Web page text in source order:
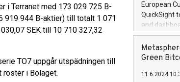
i Terranet med 173 029 725 B-
919 944 B-aktier) till totalt 1 071
SEK till 10 710 327,32
TO7 uppgår utspädningen till
röster i Bolaget.
European
QuickSight
and
customer
to dive
the
module, in
Green
11.6.2024